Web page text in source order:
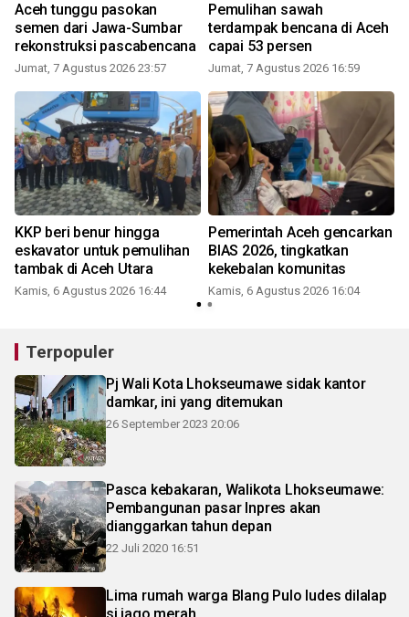
Aceh tunggu pasokan
semen dari Jawa-Sumbar
rekonstruksi pascabencana
Jumat, 7 Agustus 2026 23:57
Pemulihan sawah
terdampak bencana di Aceh
capai 53 persen
Jumat, 7 Agustus 2026 16:59
KKP beri benur hingga
eskavator untuk pemulihan
tambak di Aceh Utara
Kamis, 6 Agustus 2026 16:44
Pemerintah Aceh gencarkan
BIAS 2026, tingkatkan
kekebalan komunitas
Kamis, 6 Agustus 2026 16:04
Terpopuler
Pj Wali Kota Lhokseumawe sidak kantor
damkar, ini yang ditemukan
26 September 2023 20:06
Pasca kebakaran, Walikota Lhokseumawe:
Pembangunan pasar Inpres akan
dianggarkan tahun depan
22 Juli 2020 16:51
Lima rumah warga Blang Pulo ludes dilalap